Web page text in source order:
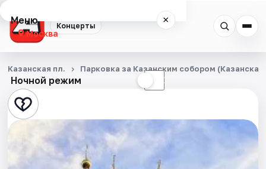
Концерты
Меню ×
Москва
Концерты
Города
Артисты
Ночной режим ☾
Казанская пл. Парковка за Казанским собором (Казанская